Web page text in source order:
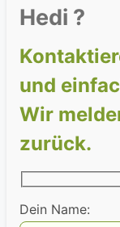
Hedi ?
und
Wir
zurück.
Dein Name: